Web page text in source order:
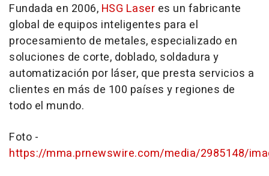
Fundada en 2006, HSG Laser es un fabricante
global de equipos inteligentes para el
procesamiento de metales, especializado en
soluciones de corte, doblado, soldadura y
automatización por láser, que presta servicios a
clientes en más de 100 países y regiones de
todo el mundo.
Foto -
https://mma.prnewswire.com/media/2985148/